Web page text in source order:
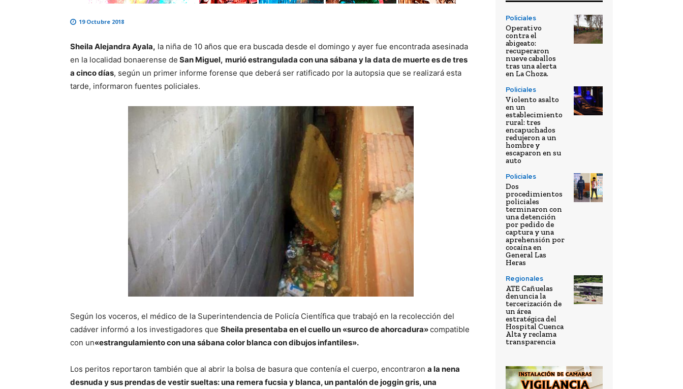
19 Octubre 2018
Sheila Alejandra Ayala, la niña de 10 años que era buscada desde el domingo y ayer fue encontrada asesinada
en la localidad bonaerense de San Miguel, murió estrangulada con una sábana y la data de muerte es de tres
a cinco días, según un primer informe forense que deberá ser ratificado por la autopsia que se realizará esta
tarde, informaron fuentes policiales.
Según los voceros, el médico de la Superintendencia de Policía Científica que trabajó en la recolección del
cadáver informó a los investigadores que Sheila presentaba en el cuello un «surco de ahorcadura»compatible
con un«estrangulamiento con una sábana color blanca con dibujos infantiles».
Los peritos reportaron también que al abrir la bolsa de basura que contenía el cuerpo, encontraron a la nena
desnuda y sus prendas de vestir sueltas: una remera fucsia y blanca, un pantalón de joggin gris, una
Policiales
Operativo
contra el
abigeato:
recuperaron
nueve caballos
tras una alerta
en La Choza.
Policiales
Violento asalto
en un
establecimiento
rural: tres
encapuchados
redujeron a un
hombre y
escaparon en su
auto
Policiales
Dos
procedimientos
policiales
terminaron con
una detención
por pedido de
captura y una
aprehensión por
cocaína en
General Las
Heras
Regionales
ATE Cañuelas
denuncia la
tercerización de
un área
estratégica del
Hospital Cuenca
Alta y reclama
transparencia